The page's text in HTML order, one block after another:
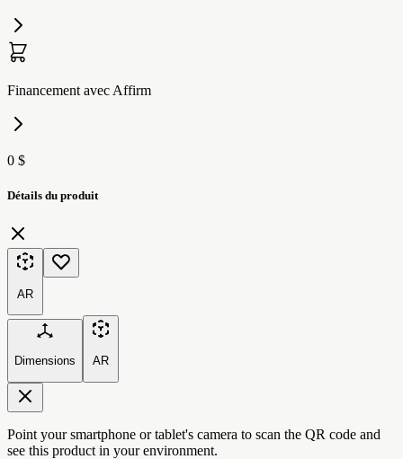
Financement avec Affirm
0 $
Détails du produit
AR
Dimensions AR
Point your smartphone or tablet's camera to scan the QR code and
see this product in your environment.